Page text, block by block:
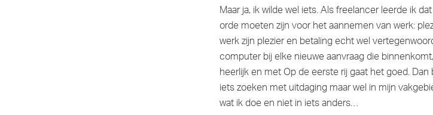
Maar ja, ik wilde wel iets. Als freelancer leerde ik
orde moeten zijn voor het aannemen van werk:
werk zijn plezier en betaling echt wel
computer bij elke nieuwe aanvraag die
heerlijk en met Op de eerste rij gaat het goed.
iets zoeken met uitdaging maar wel in mijn
wat ik doe en niet in iets anders…